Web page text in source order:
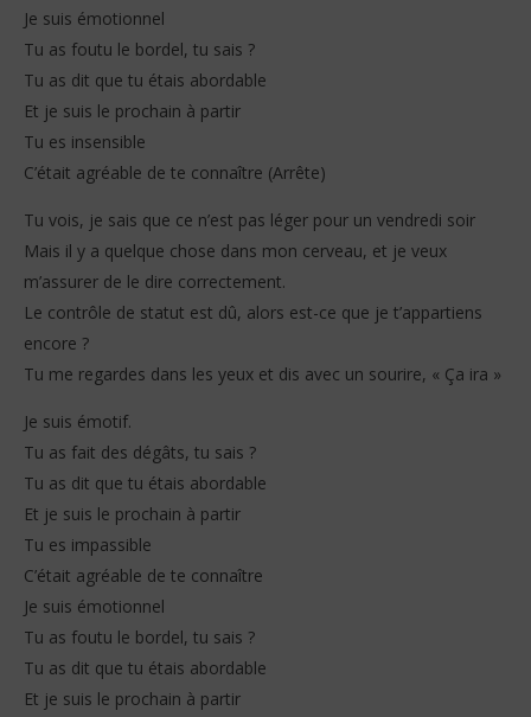
Je suis émotionnel
Tu as foutu le bordel, tu sais ?
Tu as dit que tu étais abordable
Et je suis le prochain à partir
Tu es insensible
C’était agréable de te connaître (Arrête)
Tu vois, je sais que ce n’est pas léger pour un vendredi soir
Mais il y a quelque chose dans mon cerveau, et je veux
m’assurer de le dire correctement.
Le contrôle de statut est dû, alors est-ce que je t’appartiens
encore ?
Tu me regardes dans les yeux et dis avec un sourire, « Ça ira »
Je suis émotif.
Tu as fait des dégâts, tu sais ?
Tu as dit que tu étais abordable
Et je suis le prochain à partir
Tu es impassible
C’était agréable de te connaître
Je suis émotionnel
Tu as foutu le bordel, tu sais ?
Tu as dit que tu étais abordable
Et je suis le prochain à partir